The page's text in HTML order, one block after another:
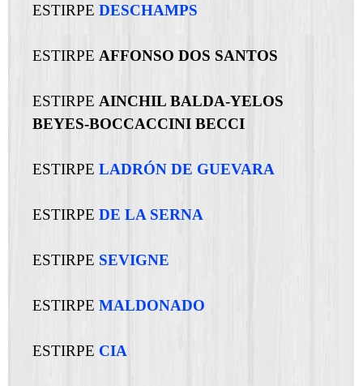
ESTIRPE DESCHAMPS
ESTIRPE AFFONSO DOS SANTOS
ESTIRPE AINCHIL BALDA-YELOS
BEYES-BOCCACCINI BECCI
ESTIRPE LADRÓN DE GUEVARA
ESTIRPE DE LA SERNA
ESTIRPE SEVIGNE
ESTIRPE MALDONADO
ESTIRPE CIA